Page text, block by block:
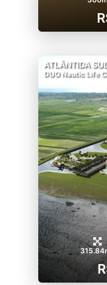
ATLÂNTIDA SUL
DUO Nautic Life